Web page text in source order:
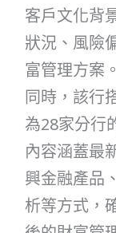
客戶文化背
狀況、風險
富管理方案。
同時，該行
為28家分行
內容涵蓋最
興金融產品
析等方式，